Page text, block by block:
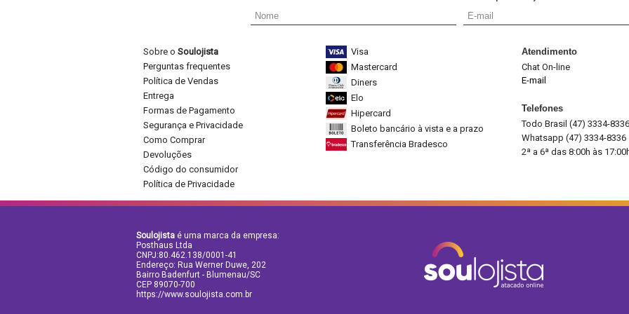
Sobre o Soulojista
Perguntas frequentes
Política de Vendas
Entrega
Formas de Pagamento
Segurança e Privacidade
Como Comprar
Devoluções
Código do consumidor
Política de Privacidade
Visa
Mastercard
Diners
Elo
Hipercard
Boleto bancário à vista e a prazo
Transferência Bradesco
Atendimento
Chat On-line
E-mail
Telefones
Todo Brasil (47) 3334-8336
Whatsapp (47) 3334-8336
2ª a 6ª das 8:00h às
Soulojista é uma marca da empresa:
Posthaus Ltda
CNPJ:80.462.138/0001-41
Endereço: Rua Werner Duwe, 202
Bairro Badenfurt - Blumenau/SC
CEP 89070-700
https://www.soulojista.com.br